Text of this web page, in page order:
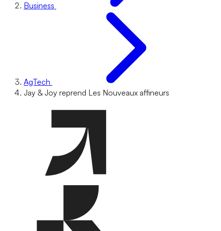
Business
AgTech
Jay & Joy reprend Les Nouveaux affineurs